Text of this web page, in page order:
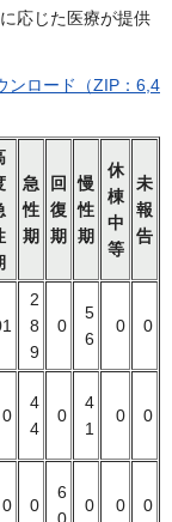
応じた医療が提供
ンロード（ZIP：6,4
急
性
期
回
復
期
慢
性
期
休
棟
中
等
未
報
告
2
8
9
0
5
6
0 0
0
4
4
0
4
1
0 0
0 0
6
0
0 0 0